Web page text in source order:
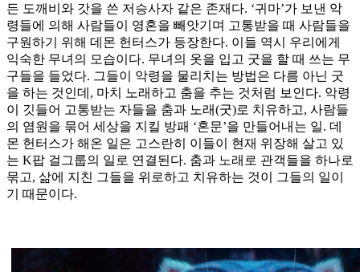
든 도깨비와 갓을 쓴 저승사자 같은 존재다. ‘귀마’가 보낸 악
령들에 의해 사람들이 영혼을 빼앗기며 고통받을 때 사람들을
구원하기 위해 데몬 헌터스가 등장한다. 이들 역시 우리에게
익숙한 무녀의 모습이다. 무녀의 옷을 입고 굿을 할 때 쓰는 무
구들을 들었다. 그들이 악령을 물리치는 방법은 다름 아닌 굿
을 하는 것인데, 마치 노래하고 춤을 추는 것처럼 보인다. 악령
이 깃들어 고통받는 자들을 춤과 노래(굿)로 치유하고, 사람들
의 염원을 묶어 세상을 지킬 방패 ‘혼문’을 만들어내는 일. 데
몬 헌터스가 해온 일은 고스란히 이들이 현재 위장해 살고 있
는 K팝 걸그룹의 일로 연결된다. 춤과 노래로 관객들을 하나로
묶고, 삶에 지친 그들을 위로하고 치유하는 것이 그들의 일이
기 때문이다.